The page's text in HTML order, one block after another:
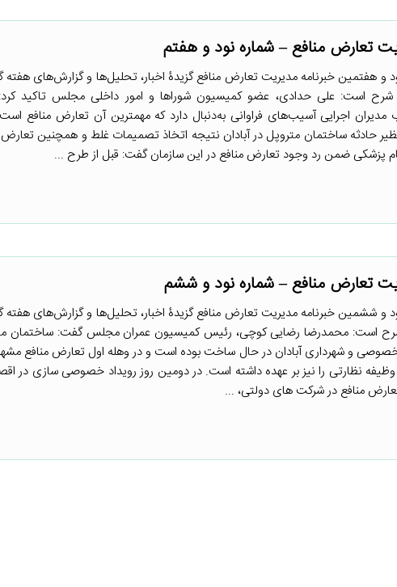
تعارض منافع – شماره نود و هفتم
و هفتمین خبرنامه مدیریت تعارض منافع گزیدۀ اخبار، تحلیل‌ها و گزارش‌های هفته
شرح است: علی حدادی، عضو کمیسیون شوراها و امور داخلی مجلس تاکید
اجرایی آسیب‌های فراوانی به‌دنبال دارد که مهمترین آن تعارض منافع
حادثه ساختمان متروپل در آبادان نتیجه اتخاذ تصمیمات غلط و همچنین تعارض
ضمن رد وجود تعارض منافع در این سازمان گفت: قبل از طرح ...
تعارض منافع – شماره نود و ششم
و ششمین خبرنامه مدیریت تعارض منافع گزیدۀ اخبار، تحلیل‌ها و گزارش‌های هفته
است: محمدرضا رضایی کوچی، رئیس کمیسیون عمران مجلس گفت: ساختمان
و شهرداری آبادان در حال ساخت بوده است و در وهله اول تعارض منافع
نظارتی را نیز بر عهده داشته است. در دومین روز رویداد خصوصی سازی در
تعارض منافع در شرکت های دولتی، ...